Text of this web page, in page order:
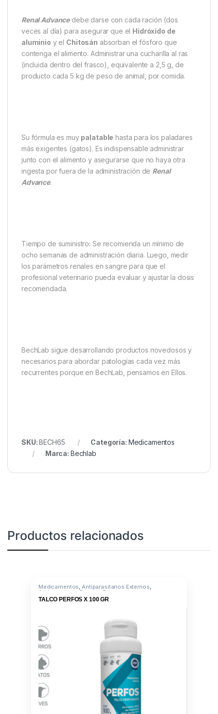
Renal Advancedebe darse con cada ración (dos
veces al día) para asegurar que el Hidróxido de
aluminio y el Chitosán absorban el fósforo que
contenga el alimento. Administrar una cucharilla al ras
(incluida dentro del frasco), equivalente a 2,5 g, de
producto cada 5 kg de peso de animal, por comida.
Su fórmula es muy palatable hasta para los paladares
más exigentes (gatos). Es indispensable administrar
junto con el alimento y asegurarse que no haya otra
ingesta por fuera de la administración de Renal
Advance.
Tiempo de suministro: Se recomienda un mínimo de
ocho semanas de administración diaria. Luego, medir
los parámetros renales en sangre para que el
profesional veterinario pueda evaluar y ajustar la dosis
recomendada.
BechLab sigue desarrollando productos novedosos y
necesarios para abordar patologías cada vez más
recurrentes porque en BechLab, pensamos en Ellos.
SKU:BECH65 Categoría: Medicamentos
Marca: Bechlab
Productos relacionados
Medicamentos,Antiparasitarios Externos,
Antiparasitario Externo
Tetrametrina
TALCO PERFOS X 100 GR